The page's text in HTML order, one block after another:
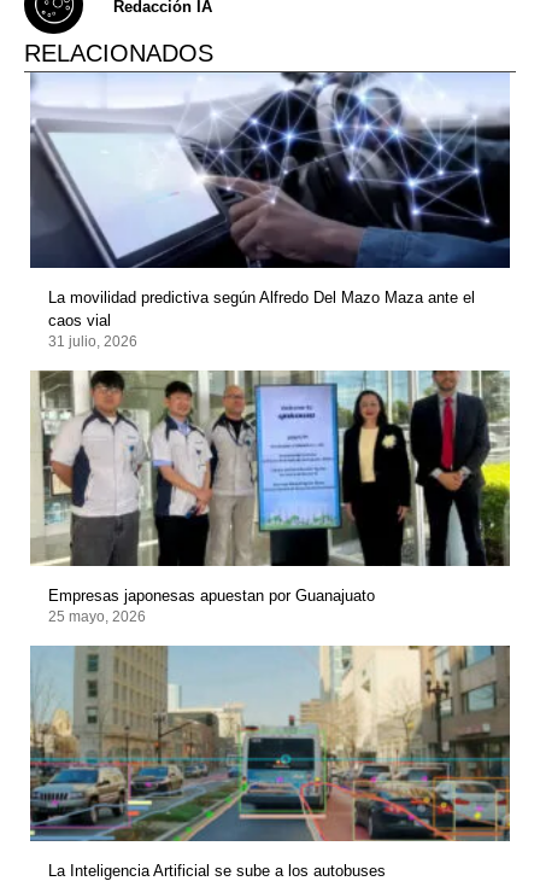
Redacción IA
RELACIONADOS
La movilidad predictiva según Alfredo Del Mazo Maza ante el
caos vial
31 julio, 2026
Empresas japonesas apuestan por Guanajuato
25 mayo, 2026
La Inteligencia Artificial se sube a los autobuses